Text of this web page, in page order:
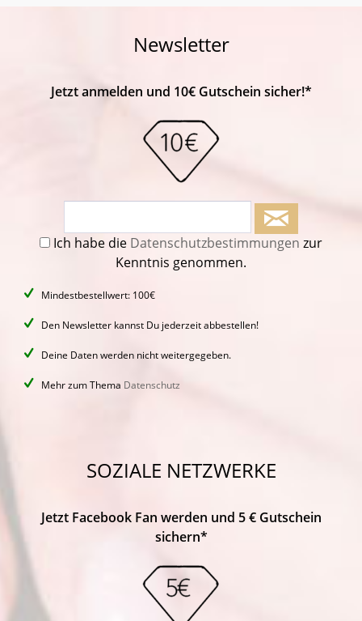
Newsletter
Jetzt anmelden und 10€ Gutschein sicher!*
Ich habe die Datenschutzbestimmungen zur
Kenntnis genommen.
Mindestbestellwert: 100€
Den Newsletter kannst Du jederzeit abbestellen!
Deine Daten werden nicht weitergegeben.
Mehr zum Thema Datenschutz
SOZIALE NETZWERKE
Jetzt Facebook Fan werden und 5 € Gutschein
sichern*